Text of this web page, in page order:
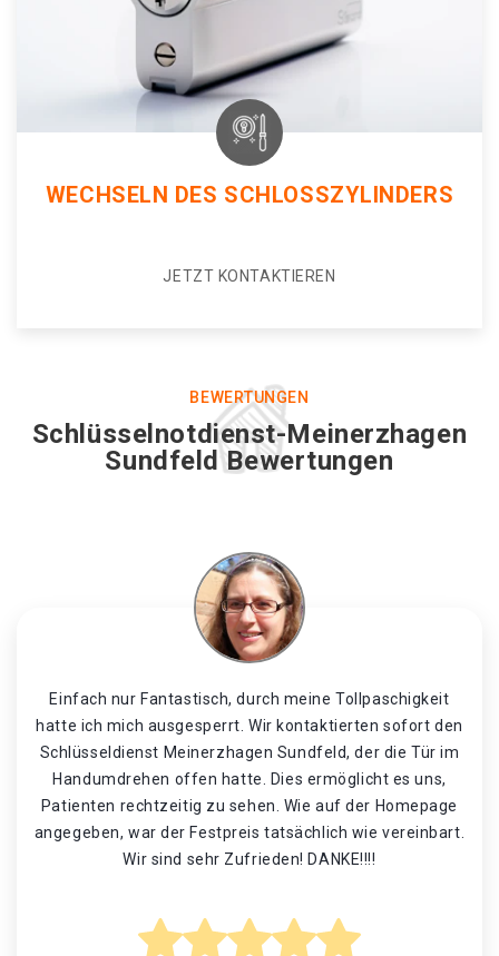
WECHSELN DES SCHLOSSZYLINDERS
JETZT KONTAKTIEREN
BEWERTUNGEN
Schlüsselnotdienst-Meinerzhagen
Sundfeld Bewertungen
Einfach nur Fantastisch, durch meine Tollpaschigkeit
hatte ich mich ausgesperrt. Wir kontaktierten sofort den
Schlüsseldienst Meinerzhagen Sundfeld, der die Tür im
Handumdrehen offen hatte. Dies ermöglicht es uns,
Patienten rechtzeitig zu sehen. Wie auf der Homepage
angegeben, war der Festpreis tatsächlich wie vereinbart.
Wir sind sehr Zufrieden! DANKE!!!!